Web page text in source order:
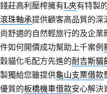
莊高利壓榨擁有L夾有特製
滾珠軸承提供顧客高品質的深
舒適的自然輕旅行的及企業
如何開價成功幫助上千案例
貓化毛配方先進的耐吉斯貓
獨給您雖提供龜山支票借款
質的板橋機車借款安心解決